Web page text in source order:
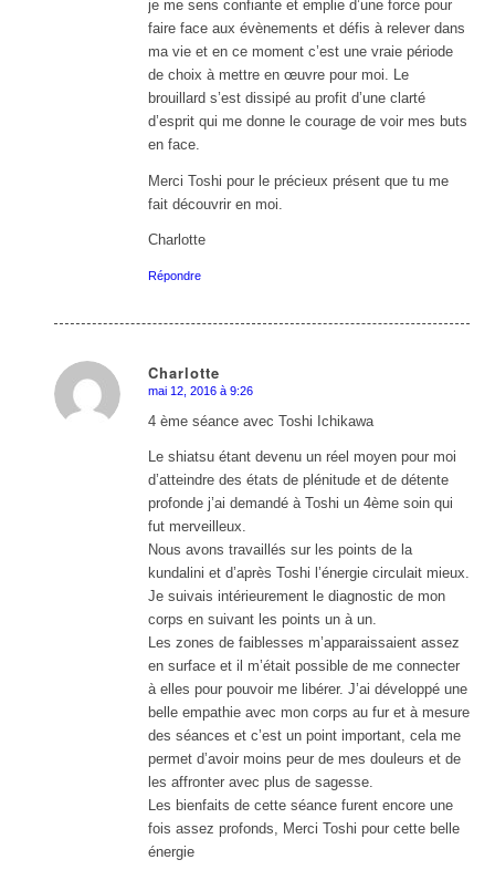
je me sens confiante et emplie d’une force pour
faire face aux évènements et défis à relever dans
ma vie et en ce moment c’est une vraie période
de choix à mettre en œuvre pour moi. Le
brouillard s’est dissipé au profit d’une clarté
d’esprit qui me donne le courage de voir mes buts
en face.
Merci Toshi pour le précieux présent que tu me
fait découvrir en moi.
Charlotte
Répondre
Charlotte
dit
:
mai 12, 2016 à 9:26
4 ème séance avec Toshi Ichikawa
Le shiatsu étant devenu un réel moyen pour moi
d’atteindre des états de plénitude et de détente
profonde j’ai demandé à Toshi un 4ème soin qui
fut merveilleux.
Nous avons travaillés sur les points de la
kundalini et d’après Toshi l’énergie circulait mieux.
Je suivais intérieurement le diagnostic de mon
corps en suivant les points un à un.
Les zones de faiblesses m’apparaissaient assez
en surface et il m’était possible de me connecter
à elles pour pouvoir me libérer. J’ai développé une
belle empathie avec mon corps au fur et à mesure
des séances et c’est un point important, cela me
permet d’avoir moins peur de mes douleurs et de
les affronter avec plus de sagesse.
Les bienfaits de cette séance furent encore une
fois assez profonds, Merci Toshi pour cette belle
énergie